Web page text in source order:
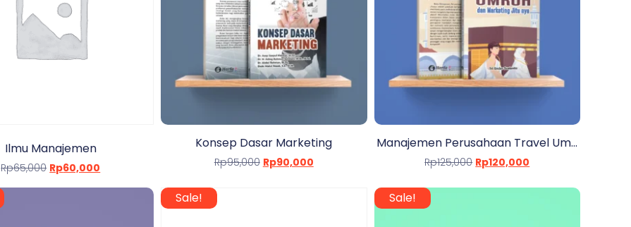
Ilmu Manajemen
Rp65,000 Rp60,000
Konsep Dasar Marketing
Rp95,000 Rp90,000
Manajemen Perusahaan Travel Um...
Rp125,000 Rp120,000
Sale! Sale!